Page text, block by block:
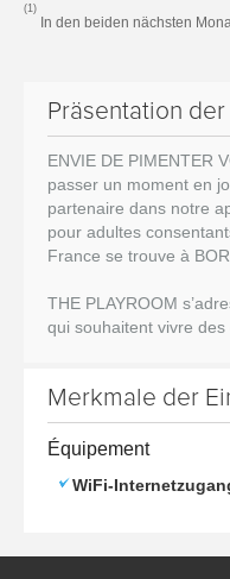
(1)
In den beiden nächsten
Präsentation
ENVIE DE PIMENTER
passer un moment en
partenaire dans notre
pour adultes
France se trouve à
THE PLAYROOM
qui souhaitent vivre
Merkmale der
Équipement
WiFi-